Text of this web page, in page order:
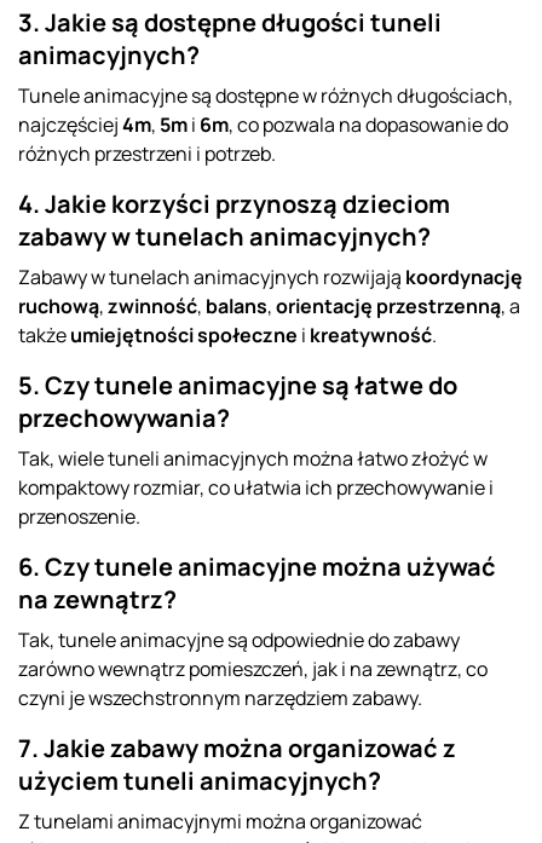
3. Jakie są dostępne długości tuneli
animacyjnych?
Tunele animacyjne są dostępne w różnych długościach,
najczęściej4m, 5mi 6m, co pozwala na dopasowanie do
różnych przestrzeni i potrzeb.
4. Jakie korzyści przynoszą dzieciom
zabawy w tunelach animacyjnych?
Zabawy w tunelach animacyjnych rozwijają koordynację
ruchową,zwinność, balans,orientację przestrzenną, a
takżeumiejętności społeczne i kreatywność.
5. Czy tunele animacyjne są łatwe do
przechowywania?
Tak, wiele tuneli animacyjnych można łatwo złożyć w
kompaktowy rozmiar, co ułatwia ich przechowywanie i
przenoszenie.
6. Czy tunele animacyjne można używać
na zewnątrz?
Tak, tunele animacyjne są odpowiednie do zabawy
zarówno wewnątrz pomieszczeń, jak i na zewnątrz, co
czyni je wszechstronnym narzędziem zabawy.
7. Jakie zabawy można organizować z
użyciem tuneli animacyjnych?
Z tunelami animacyjnymi można organizować